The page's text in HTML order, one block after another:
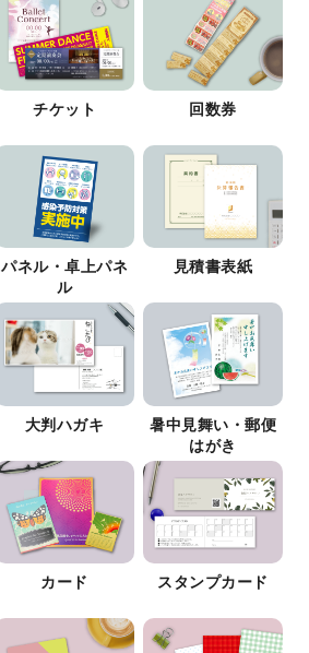
チケット 回数券
パネル・卓上パネ
ル
見積書表紙
大判ハガキ
暑中見舞い・郵便
はがき
カード スタンプカード